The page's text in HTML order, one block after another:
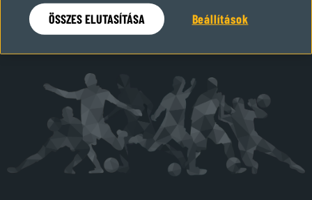
Hamarosan visszatérünk
ÖSSZES ELUTASÍTÁSA Beállítások